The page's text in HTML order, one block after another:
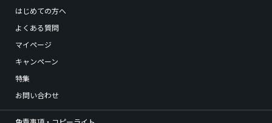
はじめての方へ
よくある質問
マイページ
キャンペーン
特集
お問い合わせ